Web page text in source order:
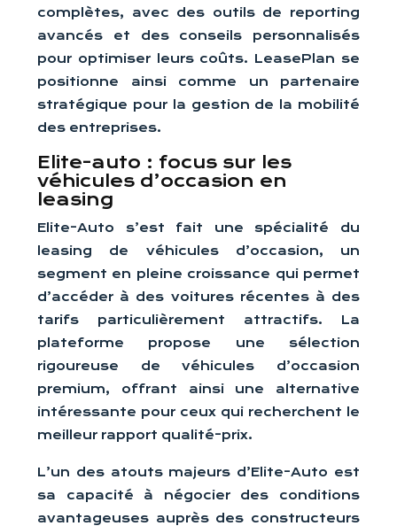
complètes, avec des outils de reporting
avancés et des conseils personnalisés
pour optimiser leurs coûts. LeasePlan se
positionne ainsi comme un partenaire
stratégique pour la gestion de la mobilité
des entreprises.
Elite-auto : focus sur les
véhicules d’occasion en
leasing
Elite-Auto s’est fait une spécialité du
leasing de véhicules d’occasion, un
segment en pleine croissance qui permet
d’accéder à des voitures récentes à des
tarifs particulièrement attractifs. La
plateforme propose une sélection
rigoureuse de véhicules d’occasion
premium, offrant ainsi une alternative
intéressante pour ceux qui recherchent le
meilleur rapport qualité-prix.
L’un des atouts majeurs d’Elite-Auto est
sa capacité à négocier des conditions
avantageuses auprès des constructeurs